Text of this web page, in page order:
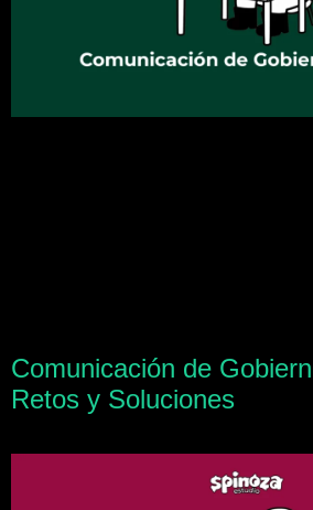
Comunicación de
Retos y Soluciones